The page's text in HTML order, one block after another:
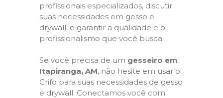
profissionais especializados, discutir
suas necessidades em gesso e
drywall, e garantir a qualidade e o
profissionalismo que você busca.
Se você precisa de um gesseiro em
Itapiranga, AM, não hesite em usar o
Grifo para suas necessidades de gesso
e drywall. Conectamos você com